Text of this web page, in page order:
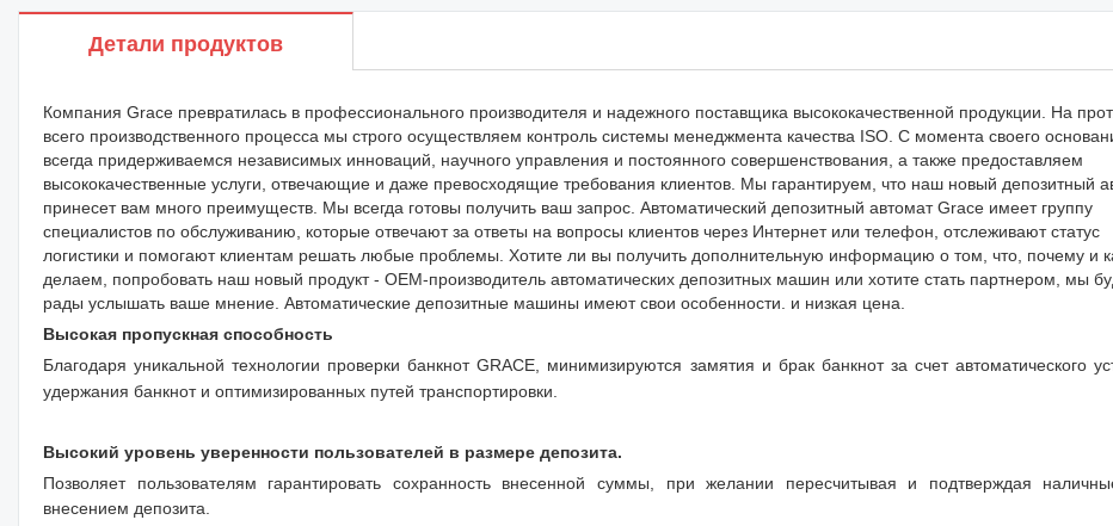
Детали продуктов
Компания Grace превратилась в профессионального производителя и надежного поставщика высококачественной продукции. На
всего производственного процесса мы строго осуществляем контроль системы менеджмента качества ISO. С момента своего
всегда придерживаемся независимых инноваций, научного управления и постоянного совершенствования, а также предоставляем
высококачественные услуги, отвечающие и даже превосходящие требования клиентов. Мы гарантируем, что наш новый депозитный
принесет вам много преимуществ. Мы всегда готовы получить ваш запрос. Автоматический депозитный автомат Grace имеет группу
специалистов по обслуживанию, которые отвечают за ответы на вопросы клиентов через Интернет или телефон, отслеживают статус
логистики и помогают клиентам решать любые проблемы. Хотите ли вы получить дополнительную информацию о том, что, почему и
делаем, попробовать наш новый продукт - OEM-производитель автоматических депозитных машин или хотите стать партнером, мы
рады услышать ваше мнение. Автоматические депозитные машины имеют свои особенности. и низкая цена.
Высокая пропускная способность
Благодаря уникальной технологии проверки банкнот GRACE, минимизируются замятия и брак банкнот за счет автоматического
удержания банкнот и оптимизированных путей транспортировки.
Высокий уровень уверенности пользователей в размере депозита.
Позволяет пользователям гарантировать сохранность внесенной суммы, при желании пересчитывая и подтверждая
внесением депозита.